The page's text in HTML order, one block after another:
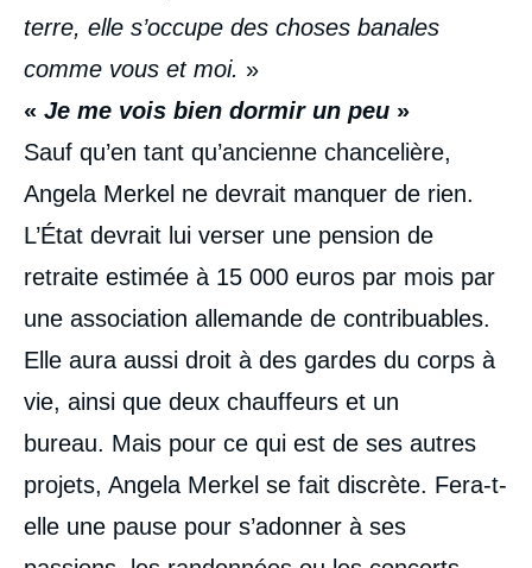
terre, elle s’occupe des choses banales
comme vous et moi. »
« Je me vois bien dormir un peu »
Sauf qu’en tant qu’ancienne chancelière,
Angela Merkel ne devrait manquer de rien.
L’État devrait lui verser une pension de
retraite estimée à 15 000 euros par mois par
une association allemande de contribuables.
Elle aura aussi droit à des gardes du corps à
vie, ainsi que deux chauffeurs et un
bureau. Mais pour ce qui est de ses autres
projets, Angela Merkel se fait discrète. Fera-t-
elle une pause pour s’adonner à ses